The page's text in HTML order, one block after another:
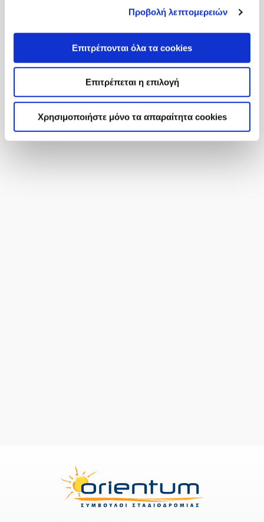
Προβολή λεπτομερειών
Επιτρέπονται όλα τα cookies
Επιτρέπεται η επιλογή
Χρησιμοποιήστε μόνο τα απαραίτητα cookies
SHEET SEMINAR